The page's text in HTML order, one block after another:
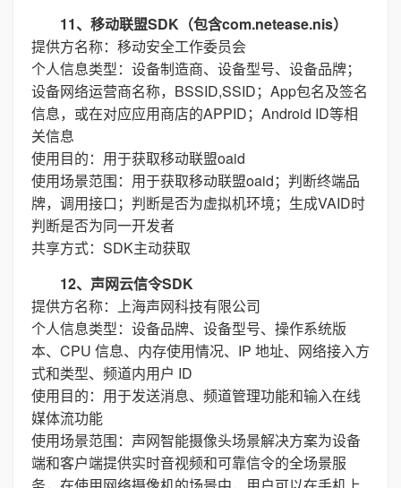
11、移动联盟SDK（包含com.netease.nis）
提供方名称：移动安全工作委员会
个人信息类型：设备制造商、设备型号、设备品牌；
设备网络运营商名称，BSSID,SSID；App包名及签名
信息，或在对应应用商店的APPID；Android ID等相
关信息
使用目的：用于获取移动联盟oaid
使用场景范围：用于获取移动联盟oaid；判断终端品
牌，调用接口；判断是否为虚拟机环境；生成VAID时
判断是否为同一开发者
共享方式：SDK主动获取
12、声网云信令SDK
提供方名称：上海声网科技有限公司
个人信息类型：设备品牌、设备型号、操作系统版
本、CPU 信息、内存使用情况、IP 地址、网络接入方
式和类型、频道内用户 ID
使用目的：用于发送消息、频道管理功能和输入在线
媒体流功能
使用场景范围：声网智能摄像头场景解决方案为设备
端和客户端提供实时音视频和可靠信令的全场景服